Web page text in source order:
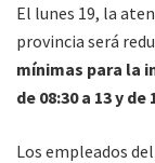
El lunes 19, la
provincia será
mínimas para la
de 08:30 a 13 y de
Los empleados